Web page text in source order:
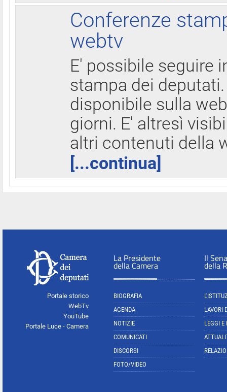
Conferenze
webtv
E' possibile seguire
stampa dei
disponibile sulla
giorni. E' altresì
altri contenuti della
[...continua]
Portale storico
WebTv
YouTube
Portale Luce - Camera
La Presidente
della Camera
BIOGRAFIA
AGENDA
NOTIZIE
COMUNICATI
DISCORSI
FOTO/VIDEO
Il
della
LAVORI
LEGGI E